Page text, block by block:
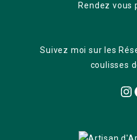
Rendez vous
Suivez moi sur les
coulisses